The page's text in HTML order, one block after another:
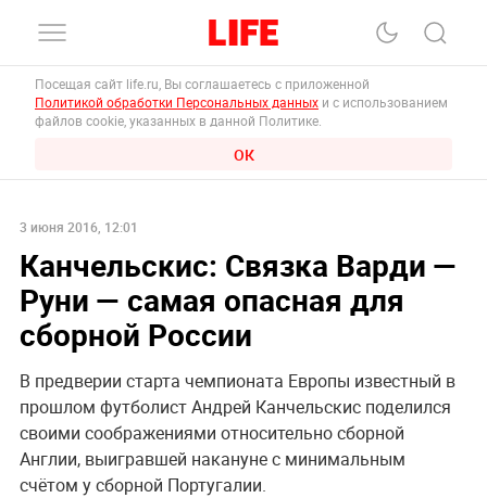
Посещая сайт life.ru, Вы соглашаетесь с приложенной
Политикой обработки Персональных данных и с использованием
файлов cookie, указанных в данной Политике.
ОК
3 июня 2016, 12:01
Канчельскис: Связка Варди —
Руни — самая опасная для
сборной России
В предверии старта чемпионата Европы известный в
прошлом футболист Андрей Канчельскис поделился
своими соображениями относительно сборной
Англии, выигравшей накануне с минимальным
счётом у сборной Португалии.